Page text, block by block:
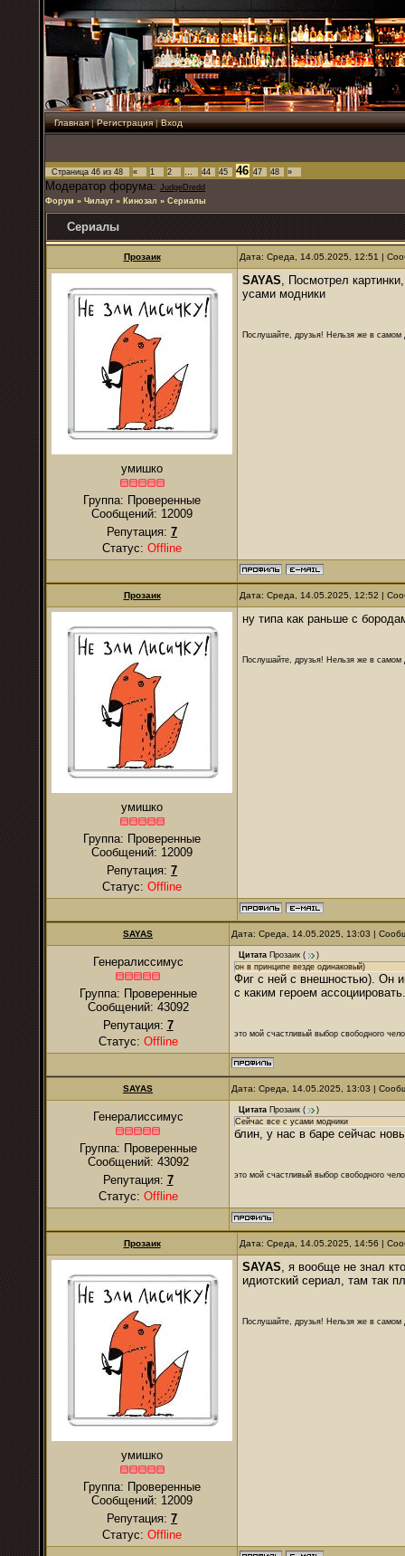
Главная|Регистрация|Вход
Страница 46 из 48 « 1 2 … 44 45 46 47 48 »
Модератор форума: JudgeDredd
Форум » Чилаут » Кинозал » Сериалы
Сериалы
Прозаик Дата: Среда, 14.05.2025, 12:51 |
умишко
Группа: Проверенные
Сообщений: 12009
Репутация: 7
Статус: Offline
SAYAS, Посмотрел
усами модники
Послушайте, друзья! Нельзя же в самом
Прозаик Дата: Среда, 14.05.2025, 12:52 |
умишко
Группа: Проверенные
Сообщений: 12009
Репутация: 7
Статус: Offline
ну типа как раньше с
Послушайте, друзья! Нельзя же в самом
SAYAS Дата: Среда, 14.05.2025, 13:03 |
Генералиссимус
Группа: Проверенные
Сообщений: 43092
Репутация: 7
Статус: Offline
Цитата Прозаик (
)
он в принципе везде одинаковый)
Фиг с ней с внешностью). Он
с каким героем
это мой счастливый выбор свободного
SAYAS Дата: Среда, 14.05.2025, 13:03 |
Генералиссимус
Группа: Проверенные
Сообщений: 43092
Репутация: 7
Статус: Offline
Цитата Прозаик (
)
Сейчас все с усами модники
блин, у нас в баре сейчас
это мой счастливый выбор свободного
Прозаик Дата: Среда, 14.05.2025, 14:56 |
умишко
Группа: Проверенные
Сообщений: 12009
Репутация: 7
Статус: Offline
SAYAS, я вообще не знал
идиотский сериал, там так
Послушайте, друзья! Нельзя же в самом